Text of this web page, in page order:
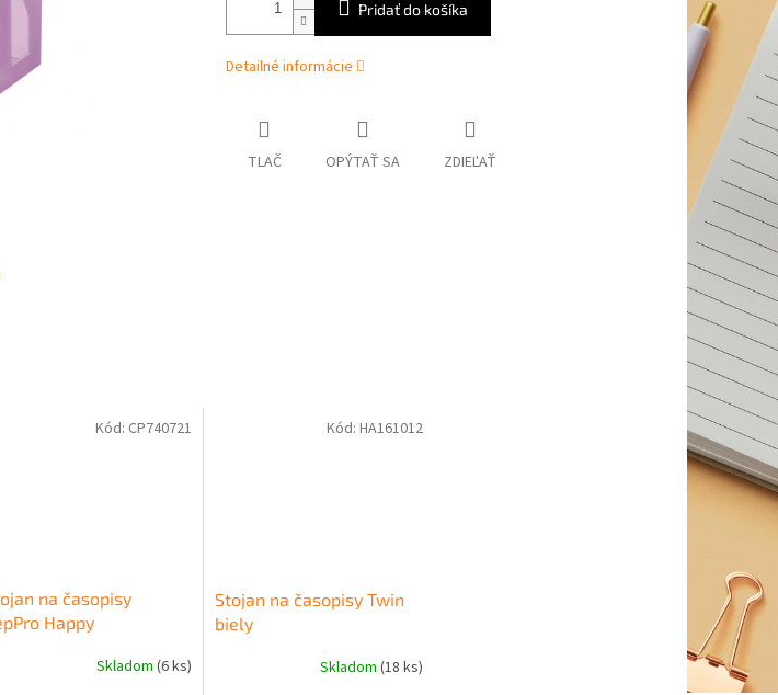
Pridať do košíka
Detailné informácie
TLAČ OPÝTAŤ SA ZDIEĽAŤ
na časopisy
Happy
Skladom (6 ks)
Kód: CP740721
Stojan na časopisy Twin
biely
Skladom(18 ks)
Kód:HA161012